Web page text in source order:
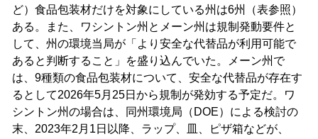
ど）食品包装材だけを対象にしている州は6州（表参照）
ある。また、ワシントン州とメーン州は規制発動要件と
して、州の環境当局が「より安全な代替品が利用可能で
あると判断すること」を盛り込んでいた。メーン州で
は、9種類の食品包装材について、安全な代替品が存在す
るとして2026年5月25日から規制が発効する予定だ。ワ
シントン州の場合は、同州環境局（DOE）による検討の
末、2023年2月1日以降、ラップ、皿、ピザ箱などが、